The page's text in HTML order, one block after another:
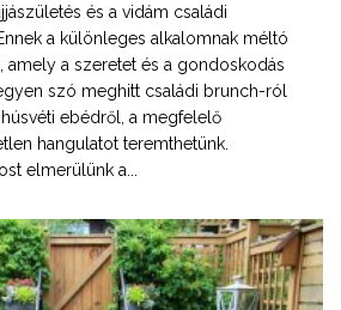
és a vidám családi
a különleges alkalomnak méltó
amely a szeretet és a gondoskodás
szó meghitt családi brunch-ról
ebédről, a megfelelő
hangulatot teremthetünk.
elmerülünk a...